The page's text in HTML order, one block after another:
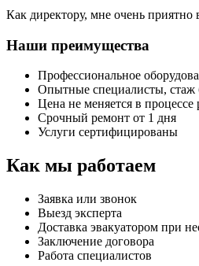
Как директору, мне очень приятно
Наши преимущества
Профессиональное
Опытные специалисты, стаж
Цена не меняется в процессе
Срочный ремонт от 1 дня
Услуги сертифицированы
Как мы работаем
Заявка или звонок
Выезд эксперта
Доставка эвакуатором при
Заключение договора
Работа специалистов